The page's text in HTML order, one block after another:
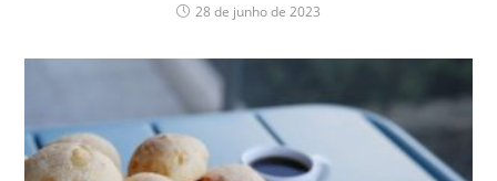
28 de junho de 2023